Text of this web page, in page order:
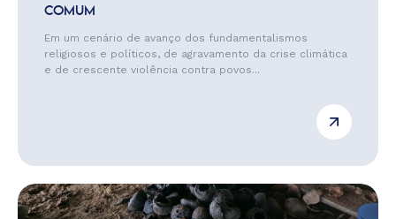
COMUM
Em um cenário de avanço dos fundamentalismos
religiosos e políticos, de agravamento da crise climática
e de crescente violência contra povos...